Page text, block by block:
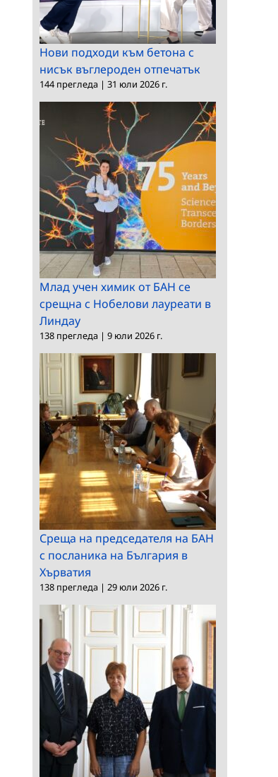
Наградата „Мадам
дьо Стал“ за 2025 на
ALLEA бе присъдена
на председателя на
Европейския съвет за
научни изследвания
(ERC) Мария Лептин
Академиите
насърчават
Европейската
комисия да
възприеме
внимателен и етичен
подход към
изкуствения
управление на кризи
Нови подходи към бетона с
нисък въглероден отпечатък
144 прегледа | 31 юли 2026 г.
Млад учен химик от БАН се
срещна с Нобелови лауреати в
Линдау
138 прегледа | 9 юли 2026 г.
Среща на председателя на БАН
с посланика на България в
Хърватия
138 прегледа | 29 юли 2026 г.